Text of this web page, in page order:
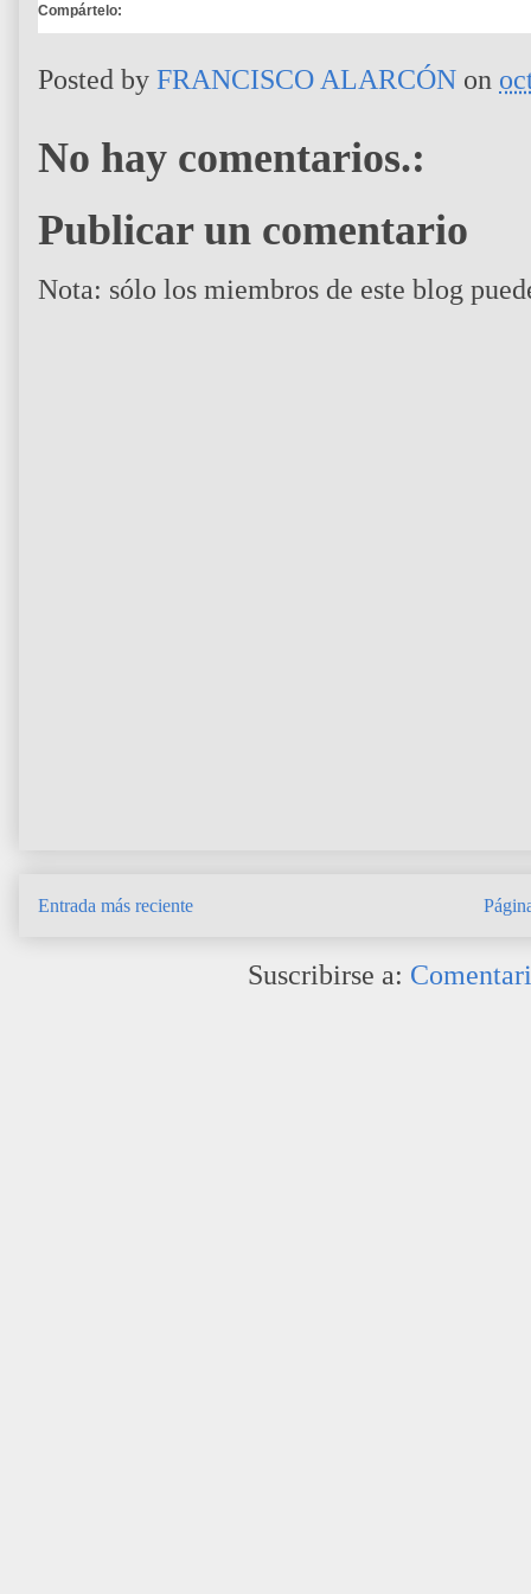
Compártelo:
Posted by FRANCISCO ALARCÓN on
No hay comentarios.:
Publicar un comentario
Nota: sólo los miembros de este blog
Entrada más reciente
Suscribirse a: